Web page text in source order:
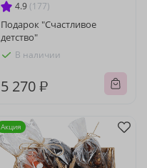
4.9 (177)
Подарок "Счастливое
детство"
В наличии
5 270 ₽
Акция